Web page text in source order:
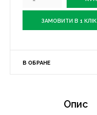
ЗАМОВИТИ В 1 КЛІК
В ОБРАНЕ
Опис